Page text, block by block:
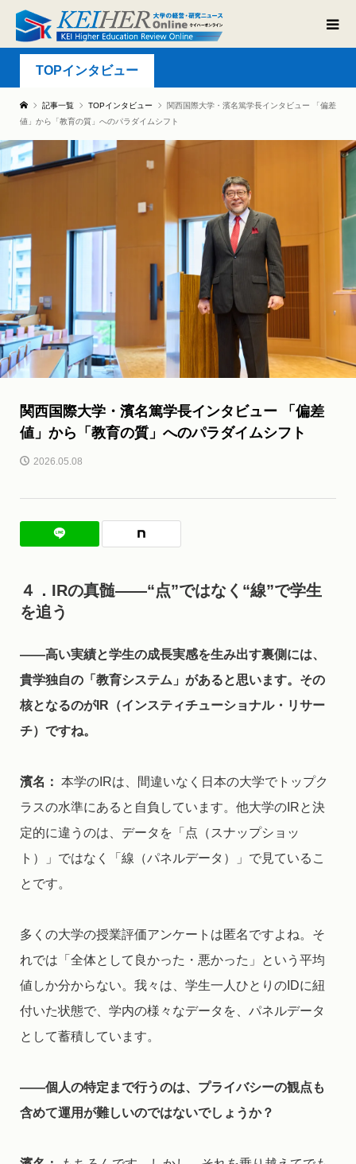
TOPインタビュー
記事一覧 TOPインタビュー
関西国際大学・濱名篤学長インタビュー 「偏差
値」から「教育の質」へのパラダイムシフト
関西国際大学・濱名篤学長インタビュー 「偏差
値」から「教育の質」へのパラダイムシフト
2026.05.08
４．IRの真髄――“点”ではなく“線”で学生
を追う
――高い実績と学生の成長実感を生み出す裏側には、
貴学独自の「教育システム」があると思います。その
核となるのがIR（インスティチューショナル・リサー
チ）ですね。
濱名： 本学のIRは、間違いなく日本の大学でトップク
ラスの水準にあると自負しています。他大学のIRと決
定的に違うのは、データを「点（スナップショッ
ト）」ではなく「線（パネルデータ）」で見ているこ
とです。
多くの大学の授業評価アンケートは匿名ですよね。そ
れでは「全体として良かった・悪かった」という平均
値しか分からない。我々は、学生一人ひとりのIDに紐
付いた状態で、学内の様々なデータを、パネルデータ
として蓄積しています。
――個人の特定まで行うのは、プライバシーの観点も
含めて運用が難しいのではないでしょうか？